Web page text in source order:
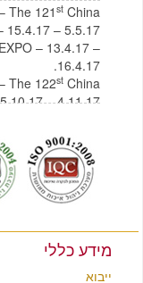
– The 121 stChina
15.4.17 – 5.5.17.
– 13.4.17 –
16.4.17.
– The 122 stChina
– 4.11.17
לצפייה בקטלוג
מידע כללי
ייבוא